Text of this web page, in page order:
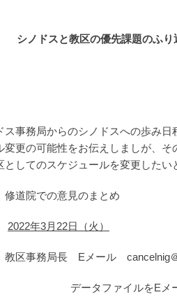
シノドスと教区の優先課題のふ
事務局からのシノドスへの歩み日
変更の可能性をお伝えしましが、
してのスケジュールを変更したい
道院での意見のまとめ
2022年3月22日（火）
事務局長 Eメール cancelnig＠
ァイルをEメール